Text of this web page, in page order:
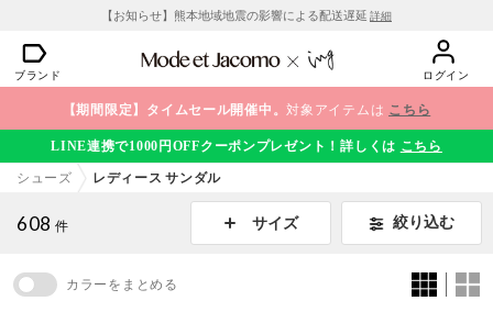
【お知らせ】熊本地域地震の影響による配送遅延 詳細
ブランド ログイン
【期間限定】タイムセール開催中。対象アイテムは こちら
LINE連携で1000円OFFクーポンプレゼント！詳しくは こちら
シューズ レディース サンダル
608 件 サイズ 絞り込む
カラーをまとめる